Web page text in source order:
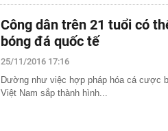
Công dân trên 21 tuổi có
bóng đá quốc tế
25/11/2016 17:16
Dường như việc hợp pháp hóa cá cược
Việt Nam sắp thành hình...